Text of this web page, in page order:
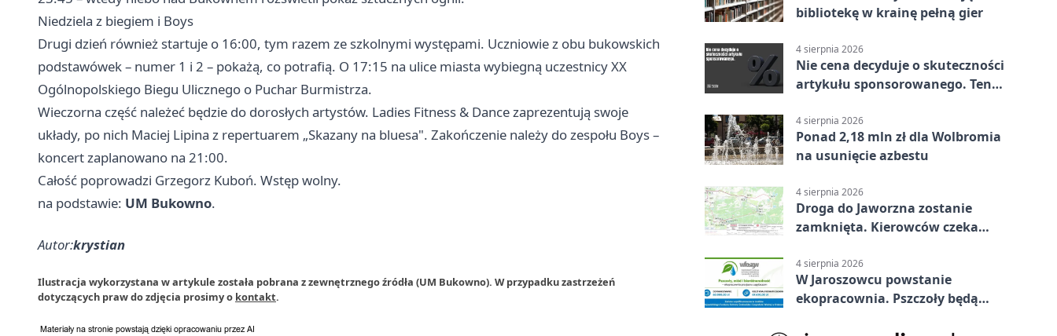
Niedziela z biegiem i Boys
Drugi dzień również startuje o 16:00, tym razem ze szkolnymi występami. Uczniowie z obu bukowskich
podstawówek – numer 1 i 2 – pokażą, co potrafią. O 17:15 na ulice miasta wybiegną uczestnicy XX
Ogólnopolskiego Biegu Ulicznego o Puchar Burmistrza.
Wieczorna część należeć będzie do dorosłych artystów. Ladies Fitness & Dance zaprezentują swoje
układy, po nich Maciej Lipina z repertuarem „Skazany na bluesa". Zakończenie należy do zespołu Boys –
koncert zaplanowano na 21:00.
Całość poprowadzi Grzegorz Kuboń. Wstęp wolny.
na podstawie: UM Bukowno.
Autor:krystian
Ilustracja wykorzystana w artykule została pobrana z zewnętrznego źródła (UM Bukowno). W przypadku zastrzeżeń
dotyczących praw do zdjęcia prosimy o kontakt.
bibliotekę w krainę pełną gier
4 sierpnia 2026
Nie cena decyduje o skuteczności
artykułu sponsorowanego. Ten
4 sierpnia 2026
Ponad 2,18 mln zł dla Wolbromia
na usunięcie azbestu
4 sierpnia 2026
Droga do Jaworzna zostanie
zamknięta. Kierowców czeka
4 sierpnia 2026
W Jaroszowcu powstanie
ekopracownia. Pszczoły będą